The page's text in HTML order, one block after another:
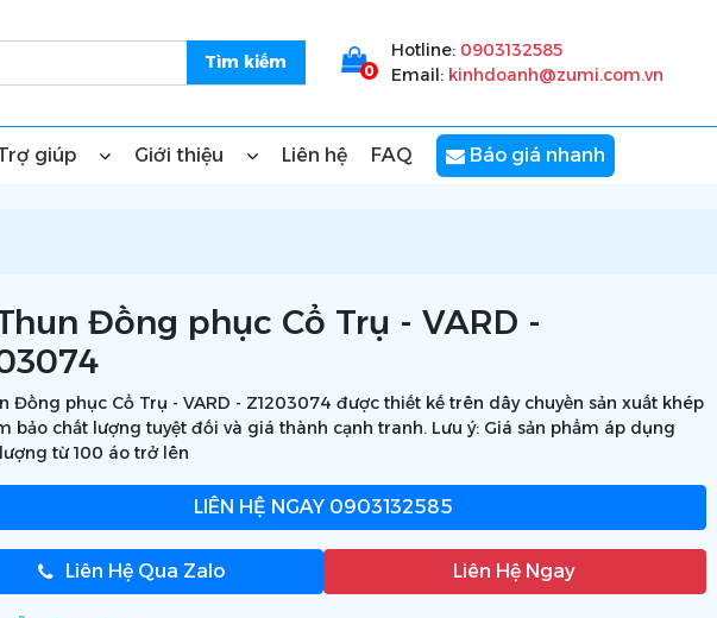
0
Hotline: 0903132585
Email: kinhdoanh@zumi.com.vn
giúp Giới thiệu Liên hệ FAQ Báo giá nhanh
Đồng phục Cổ Trụ - VARD -
Đồng phục Cổ Trụ - VARD - Z1203074 được thiết kế trên dây chuyền sản xuất khép
bảo chất lượng tuyệt đối và giá thành cạnh tranh. Lưu ý: Giá sản phẩm áp dụng
từ 100 áo trở lên
LIÊN HỆ NGAY0903132585
Liên Hệ Qua Zalo Liên Hệ Ngay